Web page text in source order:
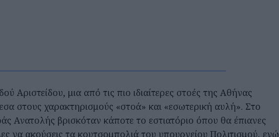
Αριστείδου, μια από τις πιο ιδιαίτερες στοές της Αθήνας
στους χαρακτηρισμούς «στοά» και «εσωτερική αυλή». Στο
Ανατολής βρισκόταν κάποτε το εστιατόριο όπου θα έπιανες
να ακούσεις τα κουτσομπολιά του υπουργείου Πολιτισμού, ενώ